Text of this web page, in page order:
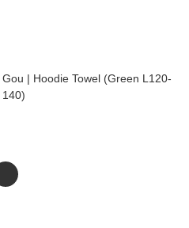
Gou | Hoodie Towel (Green L120-
140)